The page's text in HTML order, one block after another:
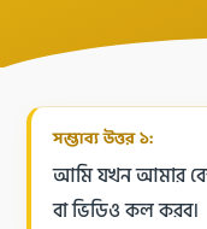
সম্ভাব্য উত্তর ১:
আমি যখন আমার
বা ভিডিও কল করব।